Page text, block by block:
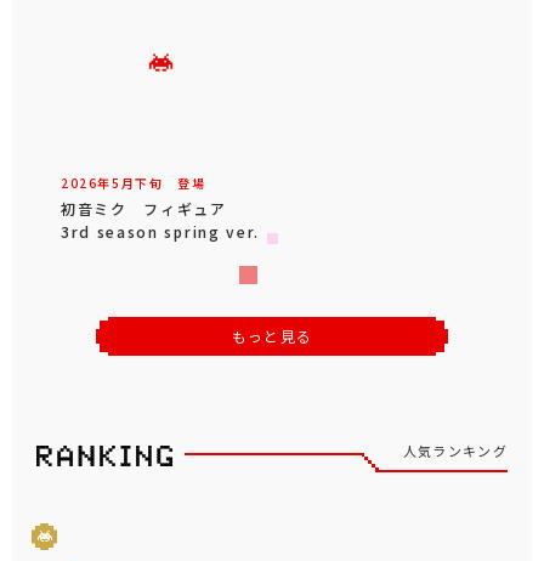
2026年5 月下旬 登場
初音ミク フィギュア
3rd season spring ver.
もっと見る
人気ランキング